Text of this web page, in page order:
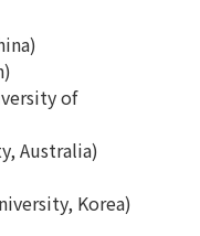
of
Australia)
Korea)